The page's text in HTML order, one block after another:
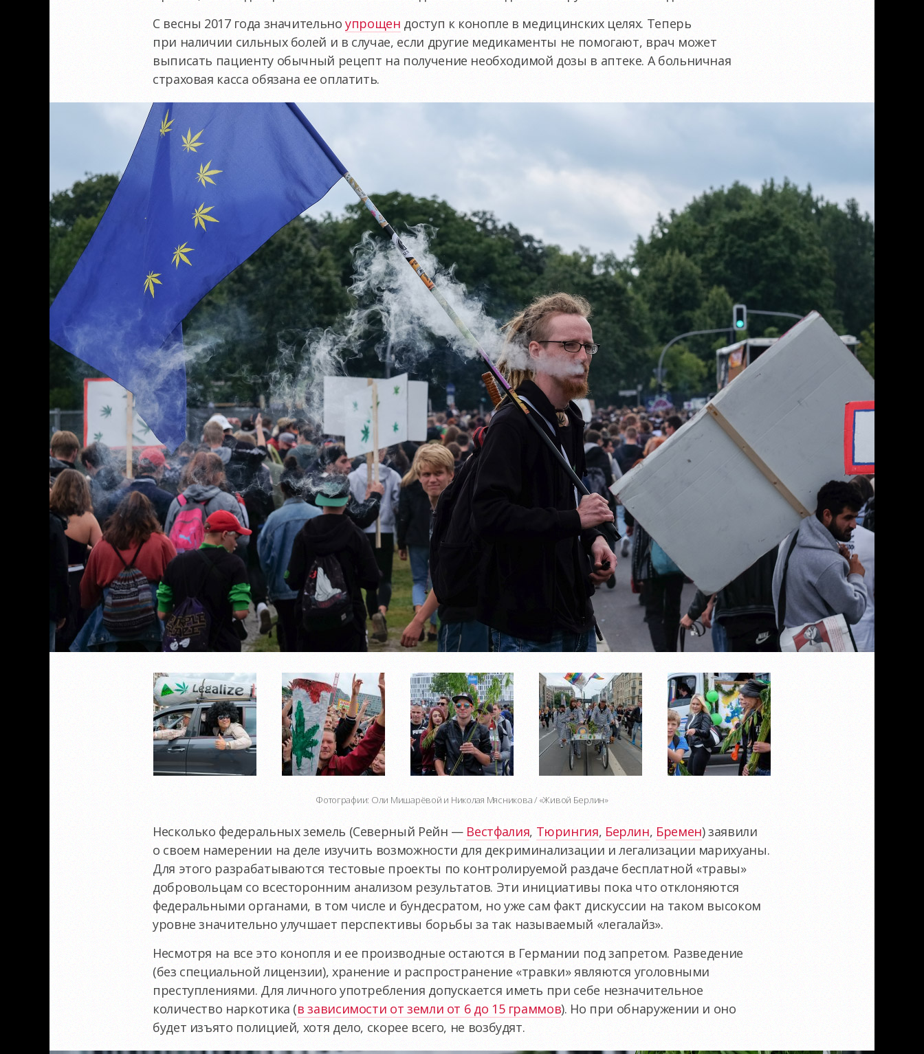
С весны 2017 года значительноупрощен доступ к конопле в медицинских целях. Теперь
при наличии сильных болей и в случае, если другие медикаменты не помогают, врач может
выписать пациенту обычный рецепт на получение необходимой дозы в аптеке. А больничная
страховая касса обязана ее оплатить.
Фотографии: Оли Мишарёвой и Николая Мясникова / «Живой Берлин»
Несколько федеральных земель (Северный Рейн — Вестфалия, Тюрингия, Берлин, Бремен) заявили
о своем намерении на деле изучить возможности для декриминализации и легализации марихуаны.
Для этого разрабатываются тестовые проекты по контролируемой раздаче бесплатной «травы»
добровольцам со всесторонним анализом результатов. Эти инициативы пока что отклоняются
федеральными органами, в том числе и бундесратом, но уже сам факт дискуссии на таком высоком
уровне значительно улучшает перспективы борьбы за так называемый «легалайз».
Несмотря на все это конопля и ее производные остаются в Германии под запретом. Разведение
(без специальной лицензии), хранение и распространение «травки» являются уголовными
преступлениями. Для личного употребления допускается иметь при себе незначительное
количество наркотика (в зависимости от земли от 6 до 15 граммов). Но при обнаружении и оно
будет изъято полицией, хотя дело, скорее всего, не возбудят.